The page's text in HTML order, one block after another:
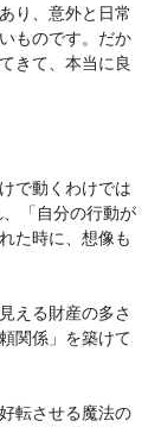
り、意外と日常
ものです。だか
きて、本当に良
で動くわけでは
「自分の行動が
た時に、想像も
える財産の多さ
関係」を築けて
転させる魔法の